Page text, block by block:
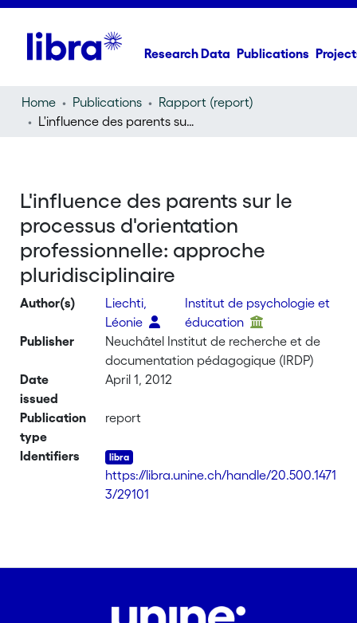
Research Data Publications
Home Publications
Rapport (report)
L'influence des parents sur le processus d'orientation professionnelle: approche pluridisciplinaire
L'influence des parents sur le
processus d'orientation
professionnelle: approche
pluridisciplinaire
Author(s)
Liechti,
Léonie
Institut de psychologie et
éducation
Publisher
Neuchâtel Institut de recherche et de
documentation pédagogique (IRDP)
Date
issued
April 1, 2012
Publication
type
report
Identifiers
https://libra.unine.ch/handle/20.500.1471
3/29101